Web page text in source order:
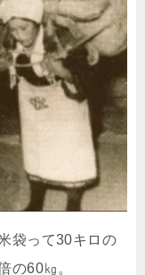
袋って30キロの
の60㎏。